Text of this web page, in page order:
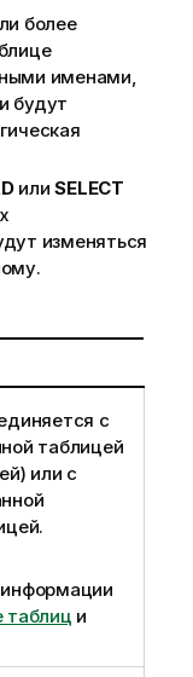
более
именами,
будут
илиSELECT
изменяться
с
таблицей
или с
таблиц и